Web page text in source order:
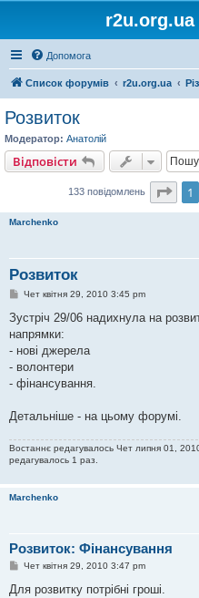
Допомога
Список форумів r2u.org.ua
Розвиток
Модератор: Анатолій
Відповісти
133 повідомлень 1
Marchenko
Розвиток
П
в
і
д
о
л
е
н
я
Чет квітня 29, 2010 3:45 pm
Зустріч 29/06 надихнула на
напрямки:
- нові джерела
- волонтери
- фінансування.
Детальніше - на цьому форумі.
Востаннє редагувалось Чет липня 01,
редагувалось 1 раз.
Marchenko
Розвиток: Фінансування
П
в
Чет квітня 29, 2010 3:47 pm
Для розвитку потрібні гроші.